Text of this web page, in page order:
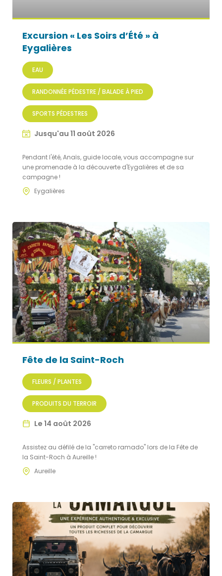
Excursion « Les Soirs d’Été » à
Eygalières
EAU
RANDONNÉE PÉDESTRE / BALADE À PIED
SPORTS PÉDESTRES
Jusqu'au 11 août 2026
Pendant l'été, Anaïs, guide locale, vous accompagne sur
une promenade à la découverte d'Eygalières et de sa
campagne !
Eygalières
Fête de la Saint-Roch
FLEURS / PLANTES
PRODUITS DU TERROIR
Le 14 août 2026
Assistez au défilé de la "carreto ramado" lors de la Fête de
la Saint-Roch à Aureille !
Aureille